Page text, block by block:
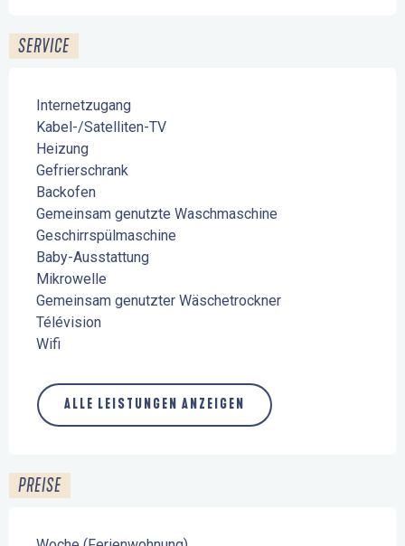
SERVICE
Internetzugang
Kabel-/Satelliten-TV
Heizung
Gefrierschrank
Backofen
Gemeinsam genutzte Waschmaschine
Geschirrspülmaschine
Baby-Ausstattung
Mikrowelle
Gemeinsam genutzter Wäschetrockner
Télévision
Wifi
ALLE LEISTUNGEN ANZEIGEN
PREISE